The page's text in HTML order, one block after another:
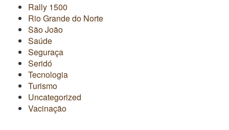
Rally 1500
Rio Grande do Norte
São João
Saúde
Seguraça
Seridó
Tecnologia
Turismo
Uncategorized
Vacinação